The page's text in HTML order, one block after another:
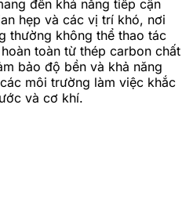
đến khả năng tiếp cận
hẹp và các vị trí khó, nơi
thường không thể thao tác
toàn từ thép carbon chất
bảo độ bền và khả năng
môi trường làm việc khắc
và cơ khí.